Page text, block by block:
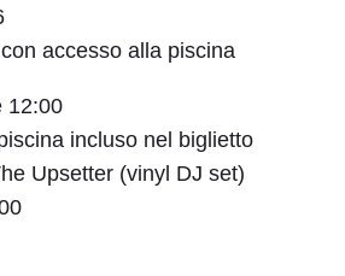
accesso alla piscina
12:00
incluso nel biglietto
Upsetter (vinyl DJ set)
luminosità
Bassa
saturazione
Alta
saturazione